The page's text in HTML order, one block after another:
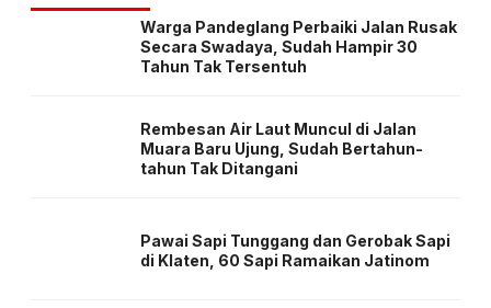
Warga Pandeglang Perbaiki Jalan Rusak
Secara Swadaya, Sudah Hampir 30
Tahun Tak Tersentuh
Rembesan Air Laut Muncul di Jalan
Muara Baru Ujung, Sudah Bertahun-
tahun Tak Ditangani
Pawai Sapi Tunggang dan Gerobak Sapi
di Klaten, 60 Sapi Ramaikan Jatinom